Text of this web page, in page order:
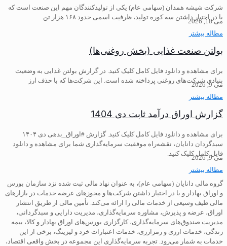
شرکت شیشه همدان (سهامی عام) یکی از تولیدکنندگان مهم این صنعت است که
با در اختیار داشتن سه کوره تولید، ظرفیت اسمی حدود ۱۶۸ هزار تن
مطاله بیشتر
می 18, 2026
بولتن صنعت غذایی (بخش روغنی‌ها)
برای مشاهده و دانلود فایل کامل کلیک کنید. در گزارش بولتن غذایی به وضعیت
بنیادی شرکت‌های روغنی پرداخته شده است. این شرکت‌ها که با حذف ارز
مطاله بیشتر
می 9, 2026
گزارش اوراق درآمد ثابت دی 1404
برای مشاهده و دانلود فایل کامل کلیک کنید. گزارش #اوراق_بدهی دی ۱۴۰۴
سبدگردان دانایان، نقشه‌راه موفقیت سرمایه‌گذاری شما برای مشاهده و دانلود
فایل کامل کلیک کنید.
مطاله بیشتر
می 9, 2026
گروه مالی دانایان (سهامی عام)، به عنوان نهاد مالی ثبت شده نزد سازمان بورس
و اوراق بهادار و با در اختیار داشتن شرکت‌ها و مجوزهای عرضه خدمات در بازارهای
مالی طیف وسیعی از خدمات مالی را ارائه می‌کند. تأمین مالی از طریق انتشار
اوراق، عرضه و پذیرش، مشاوره سرمایه‌گذاری، مدیریت دارایی و سبدگردانی،
مدیریت صندوق‌های سرمایه‌گذاری، کارگزاری بورس‌های اوراق بهادار و کالا، بیمه
زندگی، خدمات ارزی و رمزارزی، خدمات اعتبارات خرد و لیزینگ، برخی از این
خدمات به شمار می‌رود. تجربه سرمایه‌گذاری این مجموعه در بخش واقعی اقتصاد،